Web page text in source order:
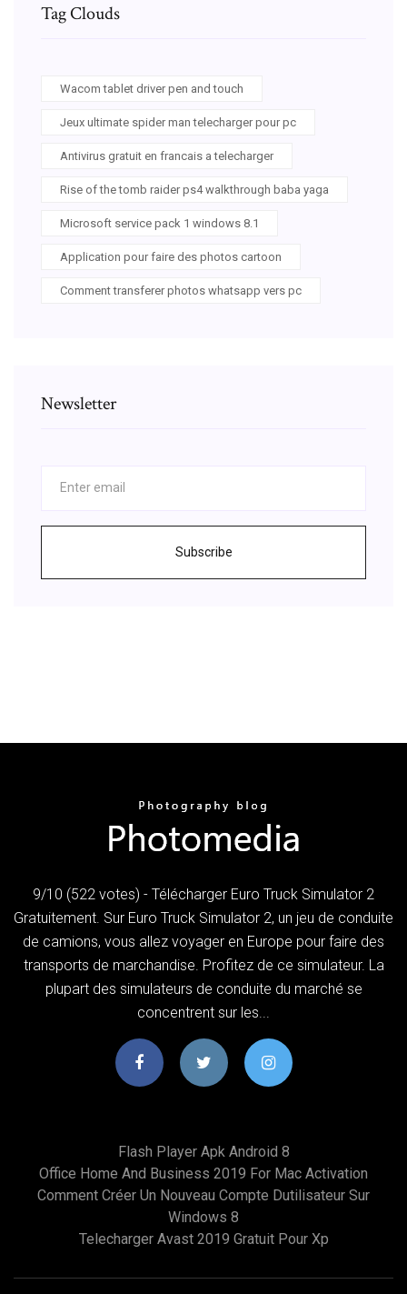
Tag Clouds
Wacom tablet driver pen and touch
Jeux ultimate spider man telecharger pour pc
Antivirus gratuit en francais a telecharger
Rise of the tomb raider ps4 walkthrough baba yaga
Microsoft service pack 1 windows 8.1
Application pour faire des photos cartoon
Comment transferer photos whatsapp vers pc
Newsletter
Subscribe
9/10 (522 votes) - Télécharger Euro Truck Simulator 2
Gratuitement. Sur Euro Truck Simulator 2, un jeu de conduite
de camions, vous allez voyager en Europe pour faire des
transports de marchandise. Profitez de ce simulateur. La
plupart des simulateurs de conduite du marché se
concentrent sur les...
Flash Player Apk Android 8
Office Home And Business 2019 For Mac Activation
Comment Créer Un Nouveau Compte Dutilisateur Sur
Windows 8
Telecharger Avast 2019 Gratuit Pour Xp